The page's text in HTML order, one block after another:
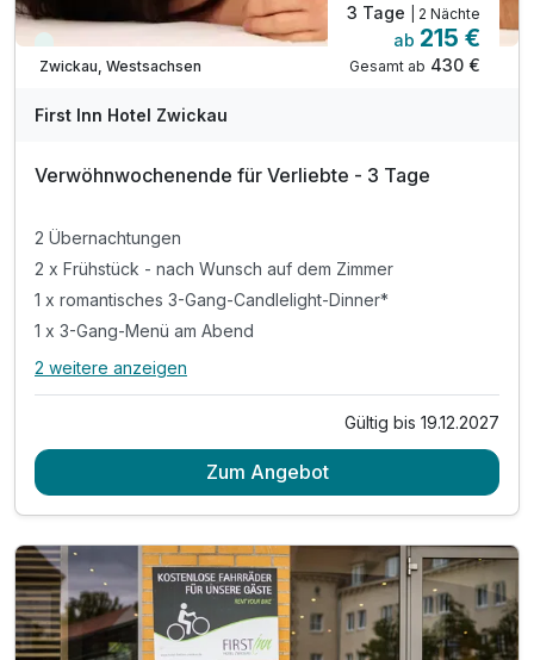
Viele Termine frei
Zwickau, Westsachsen
3 Tage | 2 Nächte
ab 215 €
Gesamt ab 430 €
First Inn Hotel Zwickau
Verwöhnwochenende für Verliebte - 3 Tage
2 Übernachtungen
2 x Frühstück - nach Wunsch auf dem Zimmer
1 x romantisches 3-Gang-Candlelight-Dinner*
1 x 3-Gang-Menü am Abend
Alle Inklusivleistungen
2 x Frühstück - nach Wunsch auf dem Zimmer
inkl. Nutzung von Sauna und Fitnessbereich
inkl. W-LAN
2 weitere anzeigen
Gültig bis 19.12.2027
Zum Angebot